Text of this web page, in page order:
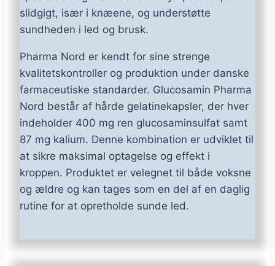
slidgigt, især i knæene, og understøtte
sundheden i led og brusk.
Pharma Nord er kendt for sine strenge
kvalitetskontroller og produktion under danske
farmaceutiske standarder. Glucosamin Pharma
Nord består af hårde gelatinekapsler, der hver
indeholder 400 mg ren glucosaminsulfat samt
87 mg kalium. Denne kombination er udviklet til
at sikre maksimal optagelse og effekt i
kroppen. Produktet er velegnet til både voksne
og ældre og kan tages som en del af en daglig
rutine for at opretholde sunde led.